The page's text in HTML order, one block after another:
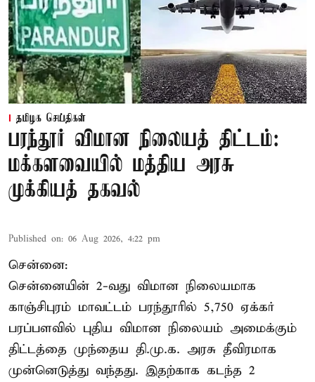
தமிழக செய்திகள்
பரந்தூர் விமான நிலையத் திட்டம்:
மக்களவையில் மத்திய அரசு
முக்கியத் தகவல்
Published on: 06 Aug 2026, 4:22 pm
சென்னை:
சென்னையின் 2-வது விமான நிலையமாக
காஞ்சிபுரம் மாவட்டம் பரந்தூரில் 5,750 ஏக்கர்
பரப்பளவில் புதிய விமான நிலையம் அமைக்கும்
திட்டத்தை முந்தைய தி.மு.க. அரசு தீவிரமாக
முன்னெடுத்து வந்தது. இதற்காக கடந்த 2